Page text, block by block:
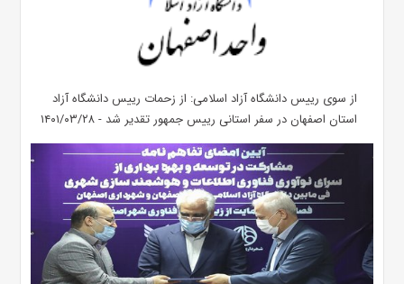
از سوی رییس دانشگاه آزاد اسلامی: از زحمات رییس دانشگاه آزاد
استان اصفهان در سفر استانی رییس جمهور تقدیر شد - ۱۴۰۱/۰۳/۲۸